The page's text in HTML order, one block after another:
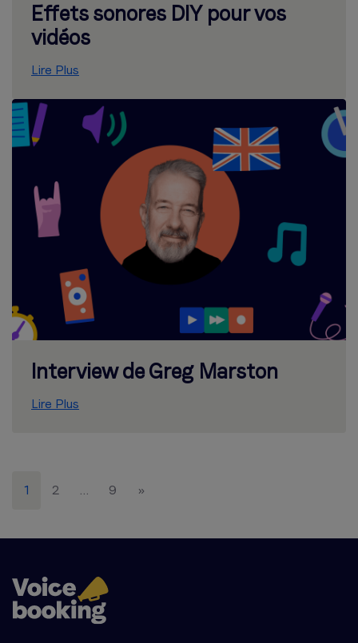
Effets sonores DIY pour vos
vidéos
Lire Plus
Interview de Greg Marston
Lire Plus
Posts
pagination
1 2 9 »